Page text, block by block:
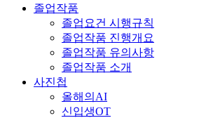
졸업작품
졸업요건 시행규칙
졸업작품 진행개요
졸업작품 유의사항
졸업작품 소개
사진첩
올해의AI
신입생OT